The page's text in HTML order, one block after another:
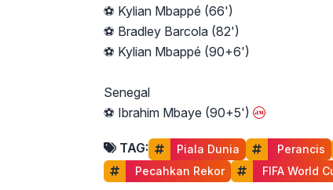
⚽ Kylian Mbappé (66')
⚽ Bradley Barcola (82')
⚽ Kylian Mbappé (90+6')
Senegal
⚽ Ibrahim Mbaye (90+5')
TAG: Piala Dunia Perancis
Pecahkan Rekor
FIFA World